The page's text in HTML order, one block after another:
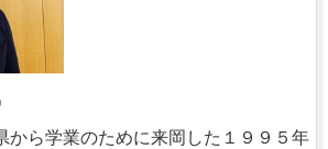
ら学業のために来岡した１９９５年